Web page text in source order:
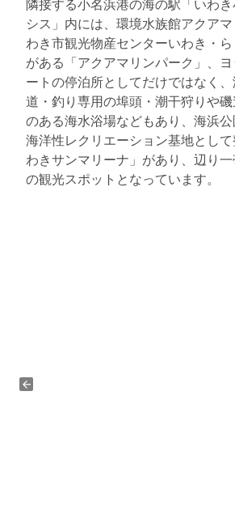
シス」内には、環境水族館アクア
わき市観光物産センターいわき・
がある「アクアマリンパーク」、
ートの停泊所としてだけではなく
道・釣り専用の埠頭・潮干狩りや
のある海水浴場などもあり、海浜
海洋性レクリエーション基地とし
わきサンマリーナ」があり、辺り
の観光スポットとなっています。